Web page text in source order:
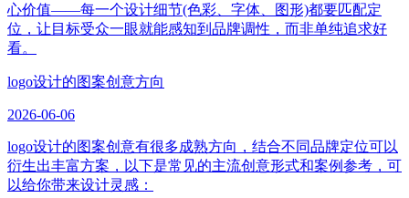
心价值——每一个设计细节(色彩、字体、图形)都要匹配定
位，让目标受众一眼就能感知到品牌调性，而非单纯追求好
看。
logo设计的图案创意方向
2026-06-06
logo设计的图案创意有很多成熟方向，结合不同品牌定位可以
衍生出丰富方案，以下是常见的主流创意形式和案例参考，可
以给你带来设计灵感：